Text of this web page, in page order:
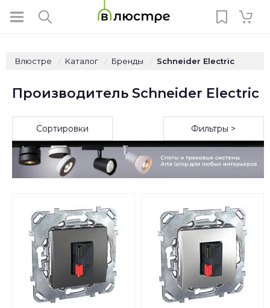
Влюстре / Каталог / Бренды / Schneider Electric
Производитель Schneider Electric
Сортировки Фильтры >